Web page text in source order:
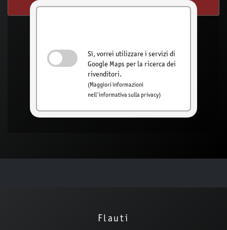
Sì, vorrei utilizzare i servizi di
Google Maps per la ricerca dei
rivenditori.
(Maggiori informazioni
nell'informativa sulla privacy)
Flauti